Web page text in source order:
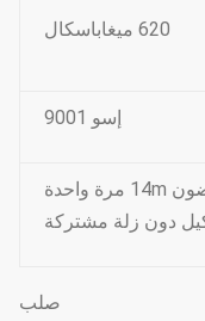
620 ميغاباسكال
إسو 9001
في غضون 14m مرة واحدة
دون زلة مشتركة
صلب